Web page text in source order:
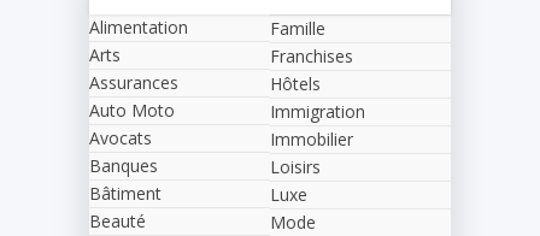
Alimentation
Arts
Assurances
Auto Moto
Avocats
Banques
Bâtiment
Beauté
Famille
Franchises
Hôtels
Immigration
Immobilier
Loisirs
Luxe
Mode